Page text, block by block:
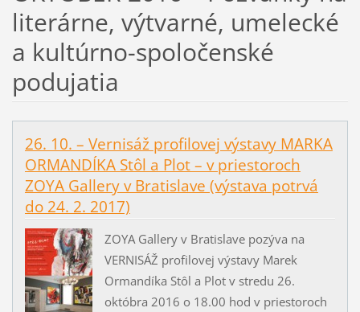
literárne, výtvarné, umelecké
a kultúrno-spoločenské
podujatia
26. 10. – Vernisáž profilovej výstavy MARKA
ORMANDÍKA Stôl a Plot – v priestoroch
ZOYA Gallery v Bratislave (výstava potrvá
do 24. 2. 2017)
ZOYA Gallery v Bratislave pozýva na
VERNISÁŽ profilovej výstavy Marek
Ormandíka Stôl a Plot v stredu 26.
októbra 2016 o 18.00 hod v priestoroch